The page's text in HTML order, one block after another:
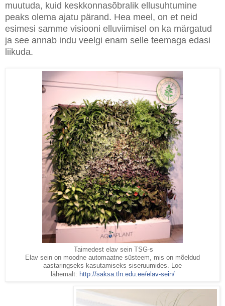
muutuda, kuid keskkonnasõbralik ellusuhtumine
peaks olema ajatu pärand. Hea meel, on et neid
esimesi samme visiooni elluviimisel on ka märgatud
ja see annab indu veelgi enam selle teemaga edasi
liikuda.
Taimedest elav sein TSG-s
Elav sein on moodne automaatne süsteem, mis on mõeldud
aastaringseks kasutamiseks siseruumides. Loe
lähemalt: http://saksa.tln.edu.ee/elav-sein/